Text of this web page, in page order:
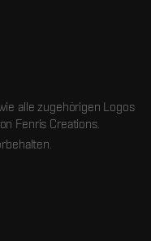
alle zugehörigen Logos
Fenris Creations.